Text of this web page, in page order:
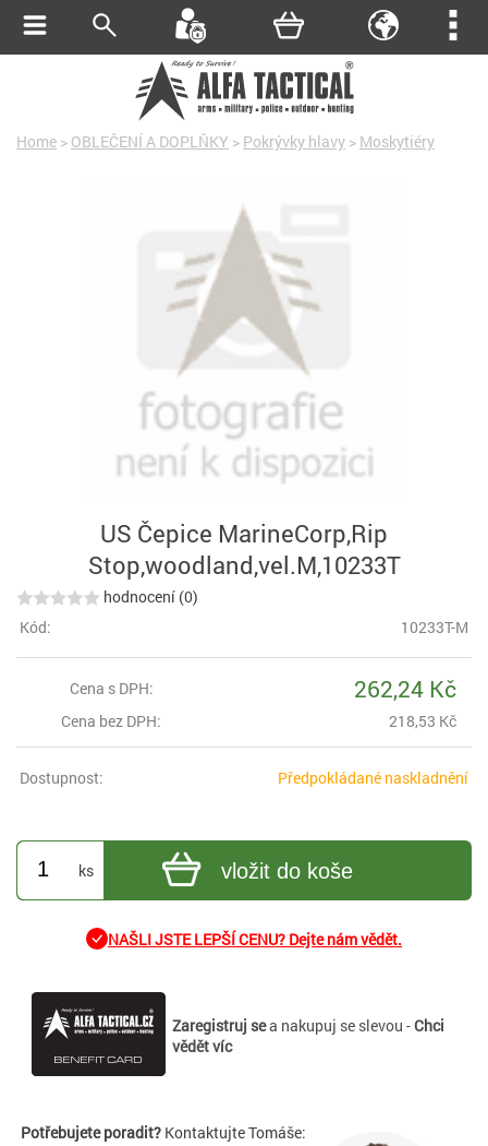
Home > OBLEČENÍ A DOPLŇKY > Pokrývky hlavy > Moskytiéry
US Čepice MarineCorp,Rip
Stop,woodland,vel.M,10233T
hodnocení (0)
Kód:
10233T-M
Cena s DPH: 262,24 Kč
Cena bez DPH: 218,53 Kč
Dostupnost: Předpokládané naskladnění
ks vložit do koše
NAŠLI JSTE LEPŠÍ CENU? Dejte nám vědět.
Zaregistruj sea nakupuj se slevou -Chci
vědět víc
Potřebujete poradit? Kontaktujte Tomáše: